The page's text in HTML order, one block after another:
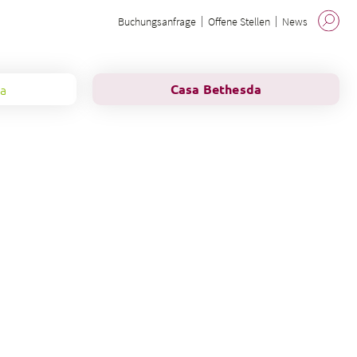
Buchungsanfrage Offene Stellen News
Casa Bethesda